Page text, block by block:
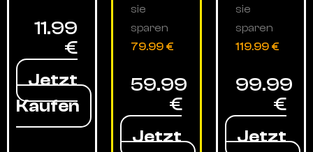
11.99
€
Jetzt
Kaufen
sie
sparen
79.99 €
59.99
€
Jetzt
sie
sparen
119.99 €
99.99
€
Jetzt